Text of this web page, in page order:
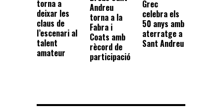
torna a
deixar les
claus de
l’escenari al
talent
amateur
Andreu
torna a la
Fabra i
Coats amb
rècord de
participació
Grec
celebra els
50 anys amb
aterratge a
Sant Andreu